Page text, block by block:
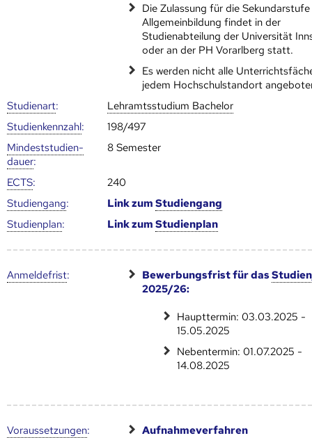
Die Zulassung für die Sekundarstufe
Allgemeinbildung findet in der
Studienabteilung der Universität
oder an der PH Vorarlberg statt.
Es werden nicht alle
jedem Hochschulstandort
Studienart:
Lehramtsstudium Bachelor
Studien­kenn­zahl:
198/497
Mindest­studien­
dauer:
8 Semester
ECTS:
240
Studien­gang: Link zumStudien­gang
Studien­plan: Link zumStudien­plan
Anmelde­frist: Bewerbungsfrist für das
2025/26:
Haupttermin: 03.03.2025 -
15.05.2025
Nebentermin: 01.07.2025 -
14.08.2025
Voraus­setzungen:
Aufnahmeverfahren